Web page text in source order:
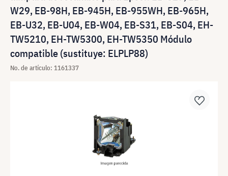
W29, EB-98H, EB-945H, EB-955WH, EB-965H,
EB-U32, EB-U04, EB-W04, EB-S31, EB-S04, EH-
TW5210, EH-TW5300, EH-TW5350 Módulo
compatible (sustituye: ELPLP88)
No. de artículo: 1161337